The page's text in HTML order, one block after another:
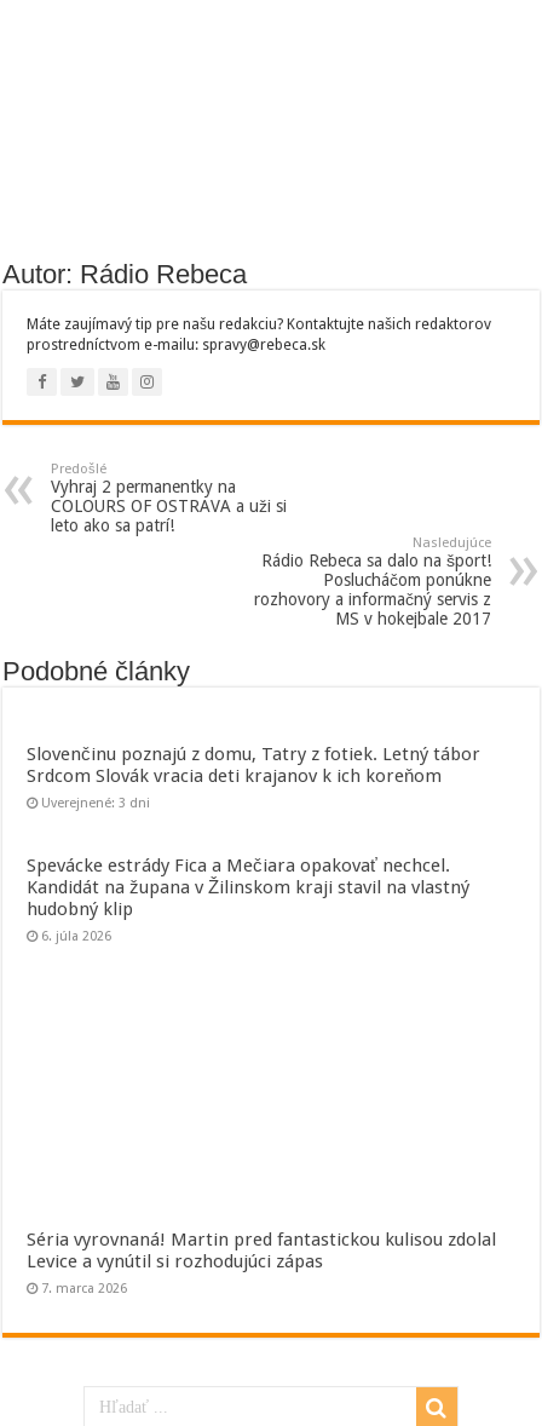
Autor: Rádio Rebeca
Máte zaujímavý tip pre našu redakciu? Kontaktujte našich redaktorov
prostredníctvom e-mailu: spravy@rebeca.sk
Predošlé
Vyhraj 2 permanentky na
COLOURS OF OSTRAVA a uži si
leto ako sa patrí!
Nasledujúce
Rádio Rebeca sa dalo na šport!
Poslucháčom ponúkne
rozhovory a informačný servis z
MS v hokejbale 2017
Podobné články
Slovenčinu poznajú z domu, Tatry z fotiek. Letný tábor
Srdcom Slovák vracia deti krajanov k ich koreňom
Uverejnené: 3 dni
Spevácke estrády Fica a Mečiara opakovať nechcel.
Kandidát na župana v Žilinskom kraji stavil na vlastný
hudobný klip
6. júla 2026
Séria vyrovnaná! Martin pred fantastickou kulisou zdolal
Levice a vynútil si rozhodujúci zápas
7. marca 2026